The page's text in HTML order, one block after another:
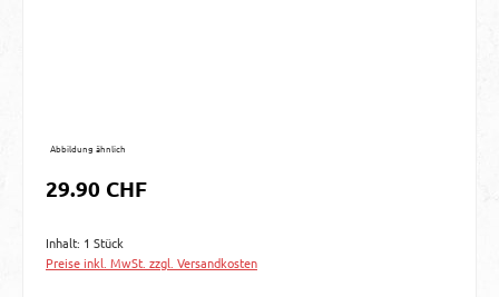
Abbildung ähnlich
Regulärer Preis:
29.90 CHF
Inhalt: 1 Stück
Preise inkl. MwSt. zzgl. Versandkosten